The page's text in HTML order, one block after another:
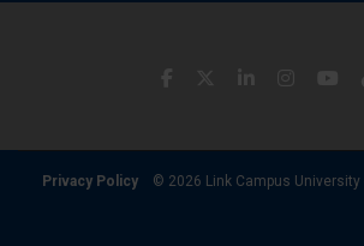
Privacy Policy © 2026 Link Campus University